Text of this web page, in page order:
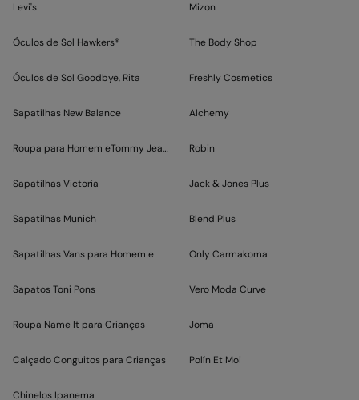
Levi's
Óculos de Sol Hawkers®
Óculos de Sol Goodbye, Rita
Sapatilhas New Balance
Roupa para Homem eTommy Jeans
Sapatilhas Victoria
Sapatilhas Munich
Sapatilhas Vans para Homem e
Sapatos Toni Pons
Roupa Name It para Crianças
Calçado Conguitos para Crianças
Chinelos Ipanema
Mizon
The Body Shop
Freshly Cosmetics
Alchemy
Robin
Jack & Jones Plus
Blend Plus
Only Carmakoma
Vero Moda Curve
Joma
Polín Et Moi